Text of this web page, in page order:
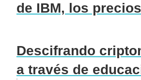
de IBM, los
Descifrando
a través de